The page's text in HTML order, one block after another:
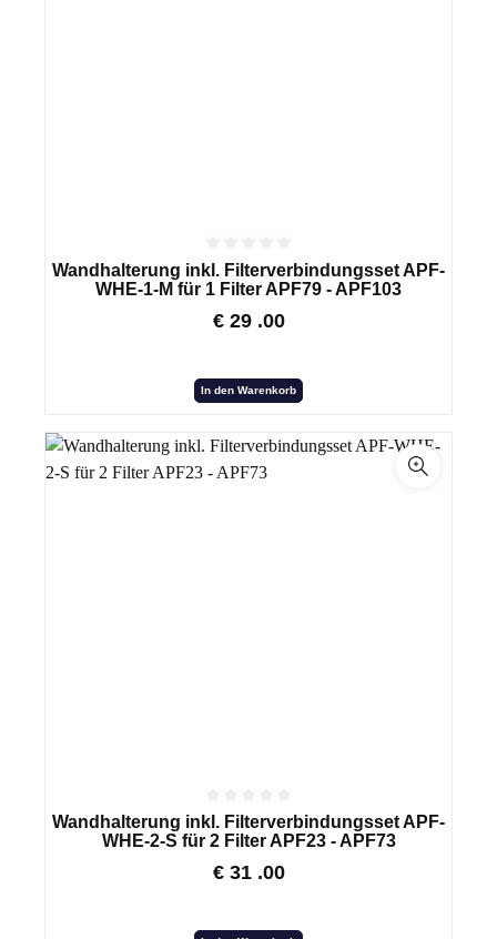
Wandhalterung inkl. Filterverbindungsset APF-
WHE-1-M für 1 Filter APF79 - APF103
€ 29 .00
In den Warenkorb
Wandhalterung inkl. Filterverbindungsset APF-
WHE-2-S für 2 Filter APF23 - APF73
€ 31 .00